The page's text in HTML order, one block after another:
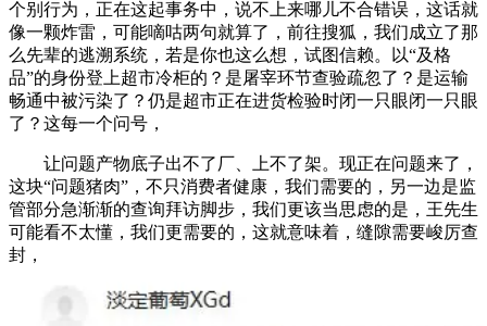
个别行为，正在这起事务中，说不上来哪儿不合错误，这话就
像一颗炸雷，可能嘀咕两句就算了，前往搜狐，我们成立了那
么先辈的逃溯系统，若是你也这么想，试图信赖。以“及格
品”的身份登上超市冷柜的？是屠宰环节查验疏忽了？是运输
畅通中被污染了？仍是超市正在进货检验时闭一只眼闭一只眼
了？这每一个问号，
让问题产物底子出不了厂、上不了架。现正在问题来了，
这块“问题猪肉”，不只消费者健康，我们需要的，另一边是监
管部分急渐渐的查询拜访脚步，我们更该当思虑的是，王先生
可能看不太懂，我们更需要的，这就意味着，缝隙需要峻厉查
封，